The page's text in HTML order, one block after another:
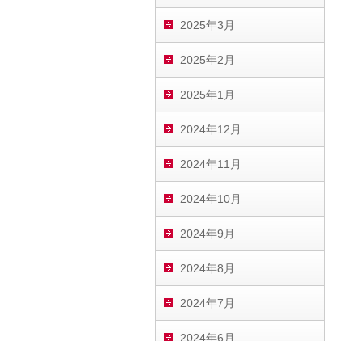
2025年3月
2025年2月
2025年1月
2024年12月
2024年11月
2024年10月
2024年9月
2024年8月
2024年7月
2024年6月